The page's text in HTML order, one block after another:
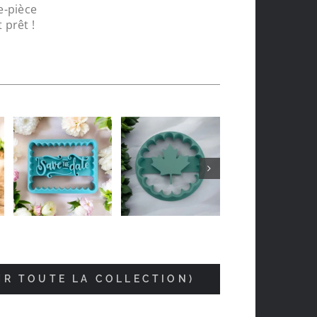
pièce
prêt !
TOUTE LA COLLECTION)